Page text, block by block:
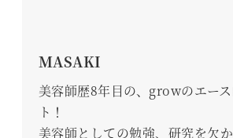
MASAKI
美容師歴8年目の、growのエー
ト！
美容師としての勉強、研究を欠